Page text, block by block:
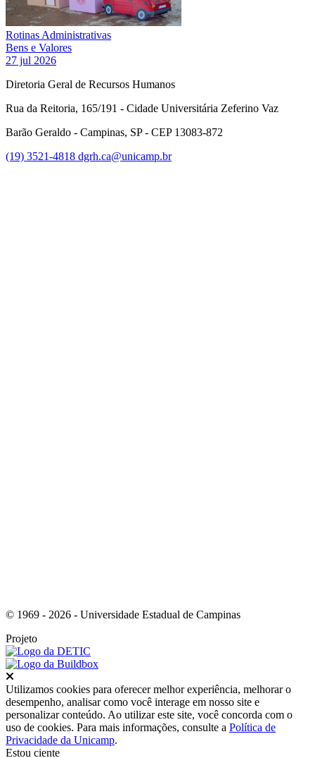
Rotinas Administrativas
Bens e Valores
27 jul 2026
Diretoria Geral de Recursos Humanos
Rua da Reitoria, 165/191 - Cidade Universitária Zeferino Vaz
Barão Geraldo - Campinas, SP - CEP 13083-872
(19) 3521-4818 dgrh.ca@unicamp.br
© 1969 - 2026 - Universidade Estadual de Campinas
Projeto
Utilizamos cookies para oferecer melhor experiência, melhorar o
desempenho, analisar como você interage em nosso site e
personalizar conteúdo. Ao utilizar este site, você concorda com o
uso de cookies. Para mais informações, consulte a Política de
Privacidade da Unicamp.
Estou ciente